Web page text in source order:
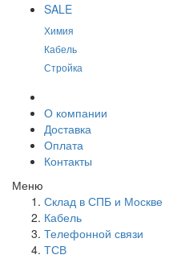
SALE
Химия
Кабель
Стройка
О компании
Доставка
Оплата
Контакты
Меню
Склад в СПБ и Москве
Кабель
Телефонной связи
ТСВ